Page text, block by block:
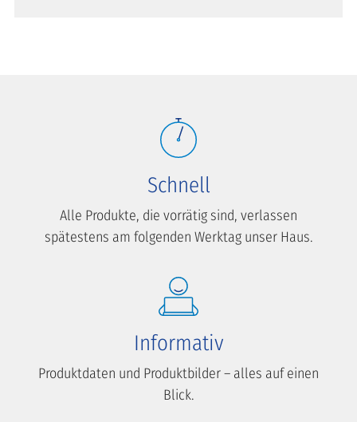
Schnell
Alle Produkte, die vorrätig sind, verlassen
spätestens am folgenden Werktag unser Haus.
Informativ
Produktdaten und Produktbilder – alles auf einen
Blick.